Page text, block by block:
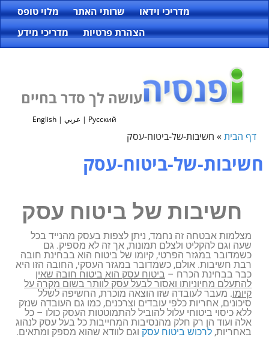
מלוי טופס שרותי האתר
מדריכי וידאו
מדריכי מידע
הצהרת פרטיות
עושה לך סדר בחיים
Русский
| عربي |
English
דף הבית» חשיבות-של-ביטוח-עסק
חשיבות-של-ביטוח-עסק
חשיבות של ביטוח עסק
מצלמות אבטחה זה נחמד, ניתן לצפות בעסק מהנייד בכל
שעה וגם להקליט ולצלם תמונות, אך זה לא מספיק. גם
כשמדובר במגזר הפרטי, קיומו של ביטוח הוא בבחינת חובה
רבת חשיבות. אולם, כשמדובר במגזר העסקי, החובה הזו היא
כבר בבחינת הכרח – ביטוח עסק הוא ביטוח חובה שאין
להתעלם מחיוניותו ואסור לבעל עסק לוותר בשום מקרה על
קיומו. מעבר לעובדה שזו הוצאה מוכרת, החשיפה לשלל
סיכונים, אחריות כלפי עובדים וצרכנים, כמו גם העובדה שנזק
ללא כיסוי ביטוחי עלול להוביל להתמוטטות העסק כולו – כל
אלה ועוד הן רק חלק מהנסיבות המחייבות כל בעל עסק לנהוג
באחריות, לרכוש ביטוח עסק וגם לוודא שהוא מספק ומתאים.